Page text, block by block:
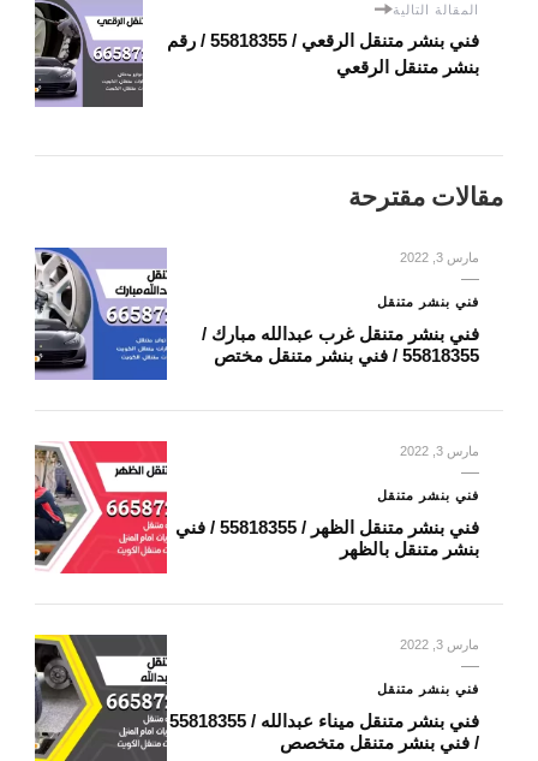
المقالة التالية
فني بنشر متنقل الرقعي / 55818355‬ / رقم
بنشر متنقل الرقعي
مقالات مقترحة
مارس 3, 2022
فني بنشر متنقل
فني بنشر متنقل غرب عبدالله مبارك /
55818355‬ / فني بنشر متنقل مختص
مارس 3, 2022
فني بنشر متنقل
فني بنشر متنقل الظهر / 55818355‬ / فني
بنشر متنقل بالظهر
مارس 3, 2022
فني بنشر متنقل
/ فني بنشر متنقل متخصص